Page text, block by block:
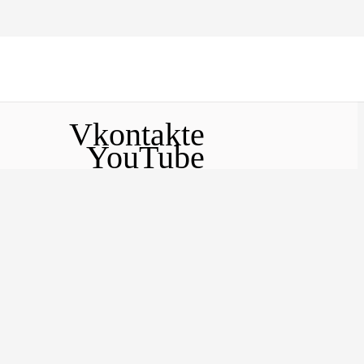
Vkontakte
YouTube